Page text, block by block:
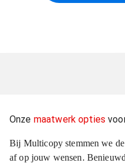
Onze maatwerk opties
Bij Multicopy stemmen we
af op jouw wensen.